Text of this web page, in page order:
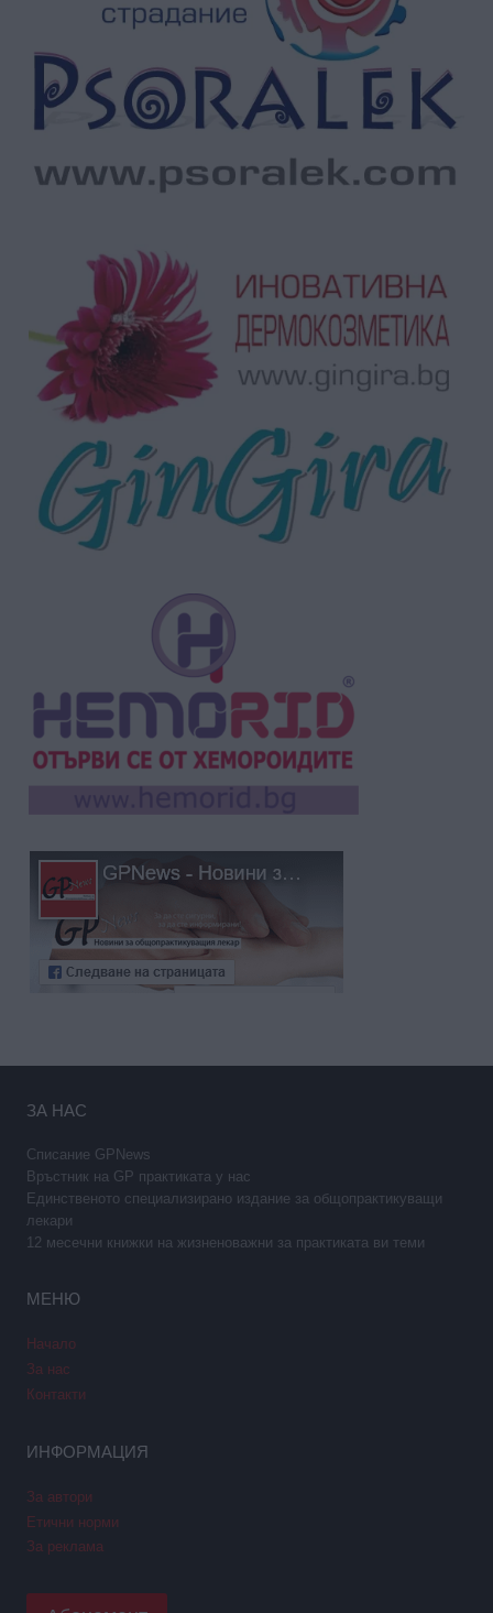
ЗА НАС
Списание GPNews
Връстник на GP практиката у нас
Единственото специализирано издание за общопрактикуващи
лекари
12 месечни книжки на жизненоважни за практиката ви теми
МЕНЮ
Начало
За нас
Контакти
ИНФОРМАЦИЯ
За автори
Етични норми
За реклама